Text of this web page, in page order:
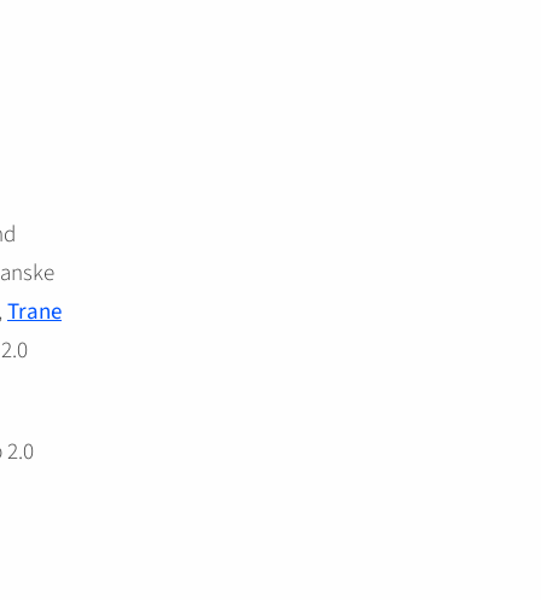
,Trane